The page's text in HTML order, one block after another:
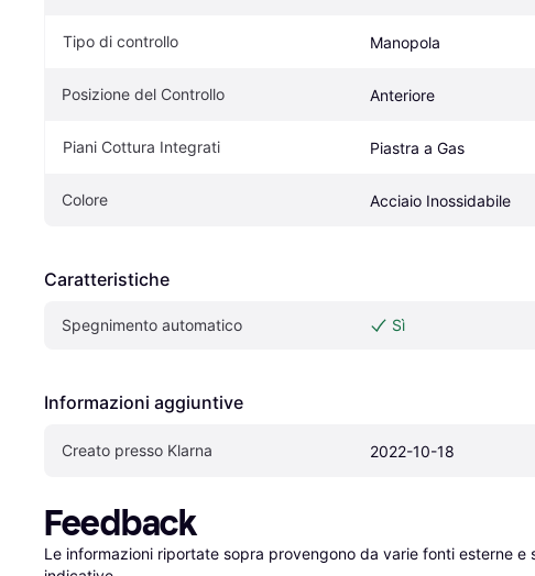
Tipo di controllo Manopola
Posizione del Controllo Anteriore
Piani Cottura Integrati Piastra a Gas
Colore Acciaio Inossidabile
Caratteristiche
Spegnimento automatico Sì
Informazioni aggiuntive
Creato presso Klarna 2022-10-18
Feedback
Le informazioni riportate sopra provengono da varie fonti esterne e